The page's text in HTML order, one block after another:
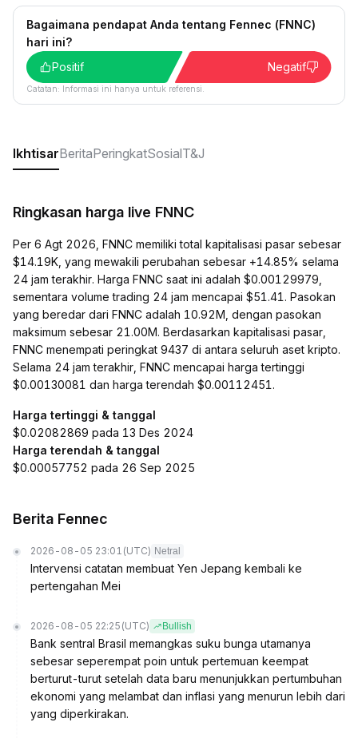
Bagaimana pendapat Anda tentang Fennec (FNNC)
hari ini?
Positif
Negatif
Catatan: Informasi ini hanya untuk referensi.
IkhtisarBeritaPeringkatSosialT&J
Ringkasan harga live FNNC
Per 6 Agt 2026, FNNC memiliki total kapitalisasi pasar sebesar
$14.19K, yang mewakili perubahan sebesar +14.85% selama
24 jam terakhir. Harga FNNC saat ini adalah $0.00129979,
sementara volume trading 24 jam mencapai $51.41. Pasokan
yang beredar dari FNNC adalah 10.92M, dengan pasokan
maksimum sebesar 21.00M. Berdasarkan kapitalisasi pasar,
FNNC menempati peringkat 9437 di antara seluruh aset kripto.
Selama 24 jam terakhir, FNNC mencapai harga tertinggi
$0.00130081 dan harga terendah $0.00112451.
Harga tertinggi & tanggal
$0.02082869 pada 13 Des 2024
Harga terendah & tanggal
$0.00057752 pada 26 Sep 2025
Berita Fennec
2026-08-05 23:01 (UTC) Netral
Intervensi catatan membuat Yen Jepang kembali ke
pertengahan Mei
2026-08-05 22:25 (UTC) Bullish
Bank sentral Brasil memangkas suku bunga utamanya
sebesar seperempat poin untuk pertemuan keempat
berturut-turut setelah data baru menunjukkan pertumbuhan
ekonomi yang melambat dan inflasi yang menurun lebih dari
yang diperkirakan.